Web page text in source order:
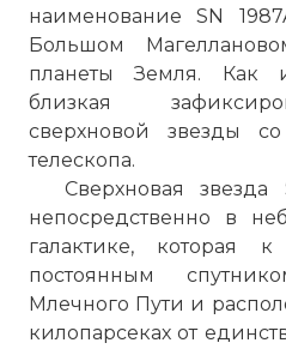
наименование SN
Большом
планеты Земля. Как
близкая
сверхновой звезды
телескопа.
Сверхновая звезда
непосредственно в
галактике, которая
постоянным
Млечного Пути и
килопарсеках от